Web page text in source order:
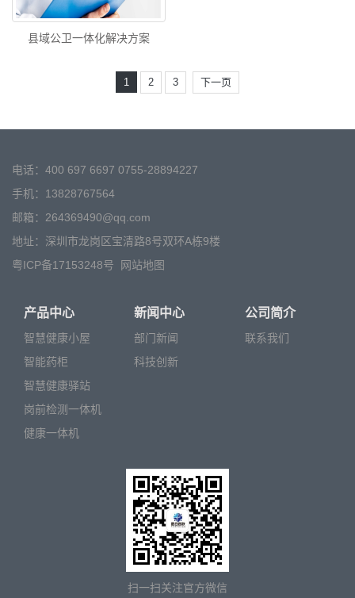
县域公卫一体化解决方案
1 2 3 下一页
电话：400 697 6697 0755-28894227
手机：13828767564
邮箱：264369490@qq.com
地址：深圳市龙岗区宝清路8号双环A栋9楼
粤ICP备17153248号
网站地图
产品中心
智慧健康小屋
智能药柜
智慧健康驿站
岗前检测一体机
健康一体机
新闻中心
部门新闻
科技创新
公司简介
联系我们
扫一扫关注官方微信